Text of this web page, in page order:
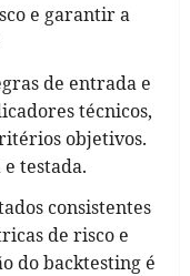
e garantir a
de entrada e
técnicos,
objetivos.
testada.
consistentes
de risco e
do backtesting é